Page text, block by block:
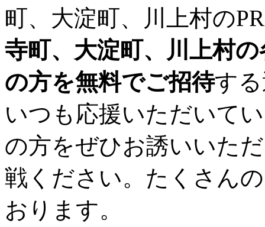
町、大淀町、川上村の
寺町、大淀町、川上村の
の方を無料でご招待す
いつも応援いただいて
の方をぜひお誘いいた
戦ください。たくさん
おります。